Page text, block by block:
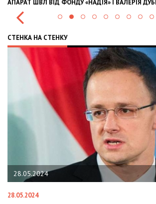
АПАРАТ ШВЛ ВІД ФОНДУ «НАДІЯ» І ВАЛЕРІЯ
СТЕНКА НА СТЕНКУ
28.05.2024
28.05.2024